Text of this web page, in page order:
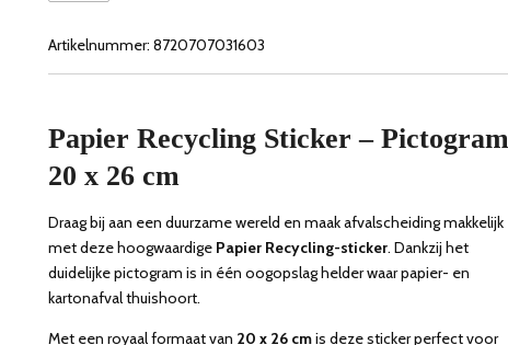
Artikelnummer: 8720707031603
Papier Recycling Sticker – Pictogram
20 x 26 cm
Draag bij aan een duurzame wereld en maak afvalscheiding makkelijk
met deze hoogwaardige Papier Recycling-sticker. Dankzij het
duidelijke pictogram is in één oogopslag helder waar papier- en
kartonafval thuishoort.
Met een royaal formaat van 20 x 26 cmis deze sticker perfect voor